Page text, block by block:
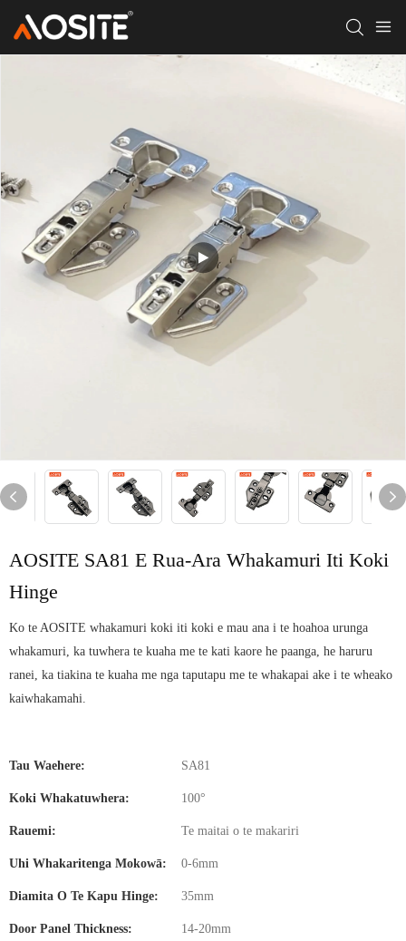
AOSITE SA81 E Rua-Ara Whakamuri Iti Koki
Hinge
Ko te AOSITE whakamuri koki iti koki e mau ana i te hoahoa urunga
whakamuri, ka tuwhera te kuaha me te kati kaore he paanga, he haruru
ranei, ka tiakina te kuaha me nga taputapu me te whakapai ake i te wheako
kaiwhakamahi.
Tau Waehere: SA81
Koki Whakatuwhera: 100°
Rauemi: Te maitai o te makariri
Uhi Whakaritenga Mokowā: 0-6mm
Diamita O Te Kapu Hinge: 35mm
Door Panel Thickness: 14-20mm